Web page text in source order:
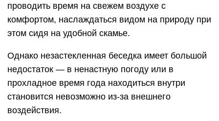
проводить время на свежем воздухе с
комфортом, наслаждаться видом на природу при
этом сидя на удобной скамье.
Однако незастекленная беседка имеет большой
недостаток — в ненастную погоду или в
прохладное время года находиться внутри
становится невозможно из-за внешнего
воздействия.